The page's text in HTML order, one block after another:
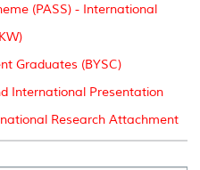
(PASS) - International
Graduates (BYSC)
International Presentation
Research Attachment